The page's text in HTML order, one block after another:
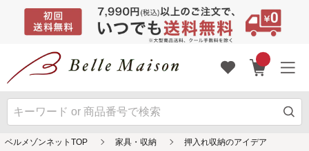
ベルメゾンネットTOP 家具・収納 押入れ収納のアイデア